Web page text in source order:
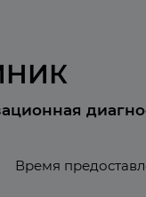
Время